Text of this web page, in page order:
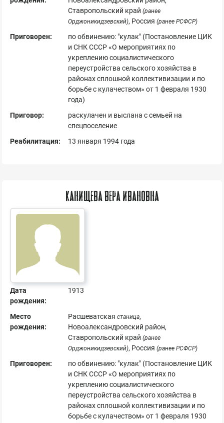
Ставропольский край (ранее
Орджоникидзевский), Россия (ранее РСФСР)
Приговорен:
по обвинению: "кулак" (Постановление ЦИК
и СНК СССР «О мероприятиях по
укреплению социалистического
переустройства сельского хозяйства в
районах сплошной коллективизации и по
борьбе с кулачеством» от 1 февраля 1930
года)
Приговор:
раскулачен и выслана с семьей на
спецпоселение
Реабилитация:
13 января 1994 года
Канищева Вера Ивановна
Дата
рождения:
1913
Место
рождения:
Расшеватская станица,
Новоалександровский район,
Ставропольский край (ранее
Орджоникидзевский), Россия (ранее РСФСР)
Приговорен:
по обвинению: "кулак" (Постановление ЦИК
и СНК СССР «О мероприятиях по
укреплению социалистического
переустройства сельского хозяйства в
районах сплошной коллективизации и по
борьбе с кулачеством» от 1 февраля 1930